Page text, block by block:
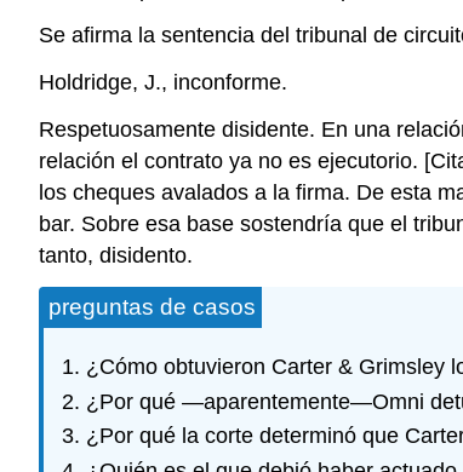
Se afirma la sentencia del tribunal de
Holdridge, J., inconforme.
Respetuosamente disidente. En una
relación el contrato ya no es ejecutorio.
los cheques avalados a la firma. De esta
bar. Sobre esa base sostendría que el
tanto, disidento.
preguntas de casos
¿Cómo obtuvieron Carter & Grimsley
¿Por qué —aparentemente—Omni
¿Por qué la corte determinó que